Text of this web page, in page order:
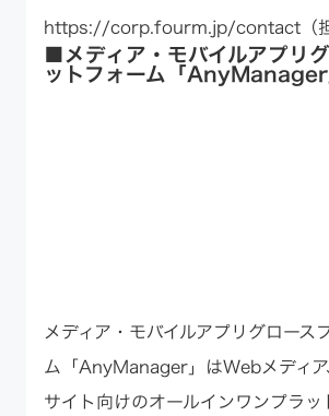
https://corp.fourm.jp/contact
■メディア・モバイルアプリ
ットフォーム「AnyManager
メディア・モバイルアプリグロース
ム「AnyManager」はWebメディ
サイト向けのオールインワンプラッ